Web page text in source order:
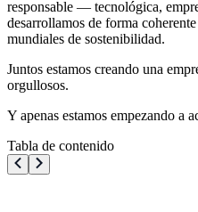
responsable — tecnológica,
desarrollamos de forma
mundiales de sostenibilidad.
Juntos estamos creando una
orgullosos.
Y apenas estamos empezando a
Tabla de contenido